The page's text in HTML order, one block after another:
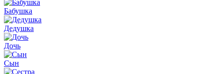
Бабушка
Дедушка
Дочь
Сын